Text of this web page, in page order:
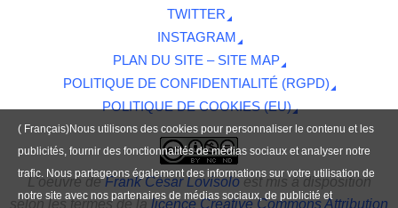
TWITTER
INSTAGRAM
PLAN DU SITE – SITE MAP
POLITIQUE DE CONFIDENTIALITÉ (RGPD)
POLITIQUE DE COOKIES (EU)
L'oeuvredeFrank César Lovisoloest mis à disposition
selon les termes de lalicence Creative Commons Attribution
( Français)Nous utilisons des cookies pour personnaliser le contenu et les
publicités, fournir des fonctionnalités de médias sociaux et analyser notre
trafic. Nous partageons également des informations sur votre utilisation de
notre site avec nos partenaires de médias sociaux, de publicité et